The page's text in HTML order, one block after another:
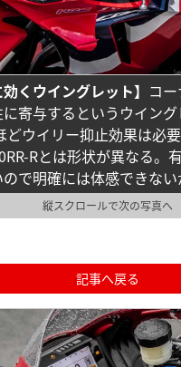
効くウイングレット】 コ
寄与するというウイング
どウイリー抑止効果は必
Rとは形状が異なる。
で明確には体感できない
縦スクロールで次の写真へ
記事へ戻る